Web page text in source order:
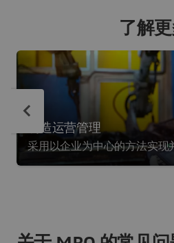
了解
制造运营管理
采用以企业为中心的方法实现